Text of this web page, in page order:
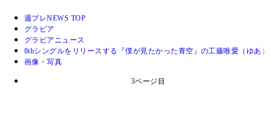
週プレNEWS TOP
グラビア
グラビアニュース
8thシングルをリリースする『僕が見たかった青空』の工藤唯愛（ゆあ
画像・写真
3ページ目